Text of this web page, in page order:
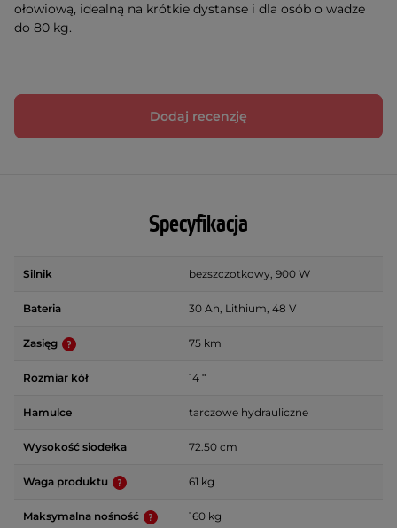
ołowiową, idealną na krótkie dystanse i dla osób o wadze
do 80 kg.
Dodaj recenzję
Specyfikacja
Silnik bezszczotkowy, 900 W
Bateria 30 Ah, Lithium, 48 V
Zasięg 75 km
Rozmiar kół 14 ʺ
Hamulce tarczowe hydrauliczne
Wysokość siodełka 72.50 cm
Waga produktu 61 kg
Maksymalna nośność 160 kg